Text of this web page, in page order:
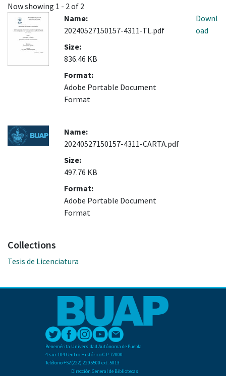
Now showing 1 - 2 of 2
Name:
20240527150157-4311-TL.pdf
Size:
836.46 KB
Format:
Adobe Portable Document
Format
Downl
oad
Name:
20240527150157-4311-CARTA.pdf
Size:
497.76 KB
Format:
Adobe Portable Document
Format
Collections
Tesis de Licenciatura
Benemérita Universidad Autónoma de Puebla
4 sur 104 Centro Histórico C.P. 72000
Teléfono +52(222) 2295500 ext. 5013
Dirección General de Bibliotecas